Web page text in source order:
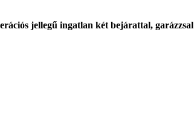
jellegű ingatlan két bejárattal, garázzsal